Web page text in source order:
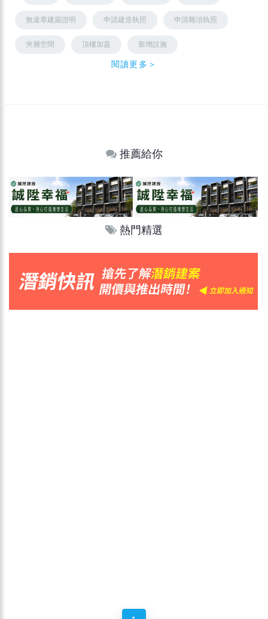
無違章建築證明 申請建造執照 申請雜項執照
夾層空間 頂樓加蓋 新增設施
閱讀更多＞
推薦給你
熱門精選